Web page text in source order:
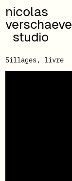
nicolas
verschaeve
studio
Sillages, livre